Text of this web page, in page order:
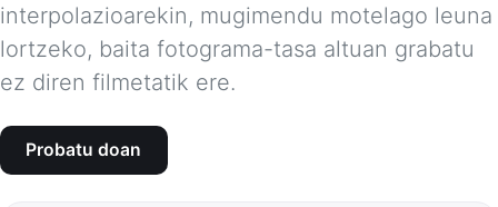
interpolazioarekin, mugimendu motelago leuna
lortzeko, baita fotograma-tasa altuan grabatu
ez diren filmetatik ere.
Probatu doan